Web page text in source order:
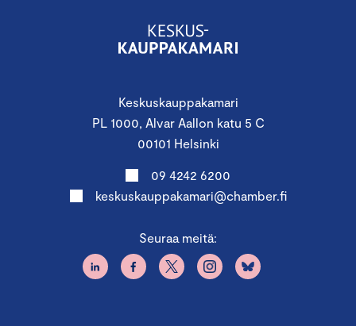
Keskuskauppakamari
PL 1000, Alvar Aallon katu 5 C
00101 Helsinki
09 4242 6200
keskuskauppakamari@chamber.fi
Seuraa meitä: